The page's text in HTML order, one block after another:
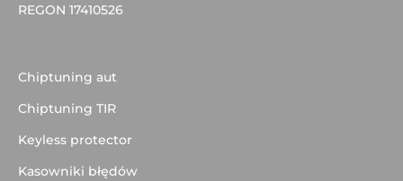
REGON 17410526
Chiptuning aut
Chiptuning TIR
Keyless protector
Kasowniki błędów